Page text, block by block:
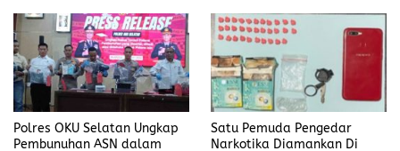
Polres OKU Selatan Ungkap
Pembunuhan ASN dalam
Satu Pemuda Pengedar
Narkotika Diamankan Di